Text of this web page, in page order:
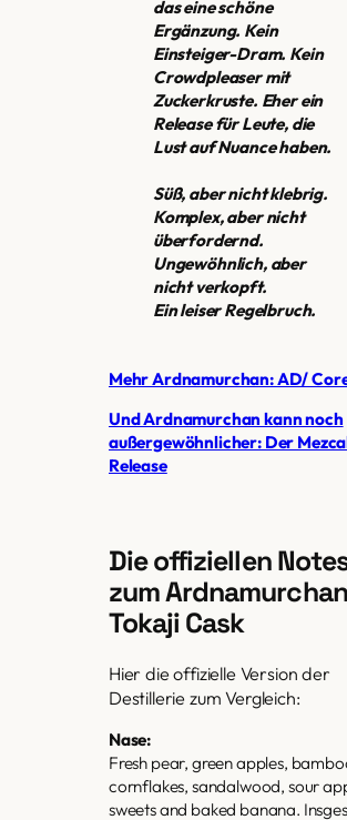
das eine schöne
Ergänzung. Kein
Einsteiger-Dram. Kein
Crowdpleaser mit
Zuckerkruste. Eher ein
Release für Leute, die
Lust auf Nuance haben.
Süß, aber nicht klebrig.
Komplex, aber nicht
überfordernd.
Ungewöhnlich, aber
nicht verkopft.
Ein leiser Regelbruch.
Mehr Ardnamurchan: AD/
Und Ardnamurchan kann noch
außergewöhnlicher: Der
Release
Die offiziellen
zum Ardnamurchan
Tokaji Cask
Hier die offizielle Version der
Destillerie zum Vergleich:
Nase:
Fresh pear, green apples,
cornflakes, sandalwood, sour
sweets and baked banana.